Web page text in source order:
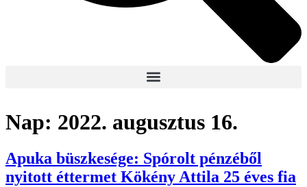
Nap: 2022. augusztus 16.
Apuka büszkesége: Spórolt pénzéből
nyitott éttermet Kökény Attila 25 éves fia